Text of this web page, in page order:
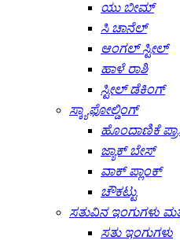
ಯು ಬೀಮ್
ಸಿ ಚಾನೆಲ್
ಆಂಗಲ್ ಸ್ಟೀಲ್
ಹಾಳೆ ರಾಶಿ
ಸ್ಟೀಲ್ ಡೆಕಿಂಗ್
ಸ್ಕ್ಯಾಫೋಲ್ಡಿಂಗ್
ಹೊಂದಾಣಿಕೆ
ಜ್ಯಾಕ್ ಬೇಸ್
ವಾಕ್ ಪ್ಲಾಂಕ್
ಚೌಕಟ್ಟು
ಸತುವಿನ ಇಂಗುಗಳು
ಸತು ಇಂಗುಗಳು